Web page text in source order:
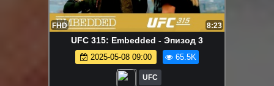
FHD 8:23
UFC 315: Embedded - Эпизод 3
2025-05-08 09:00 65.5K
UFC